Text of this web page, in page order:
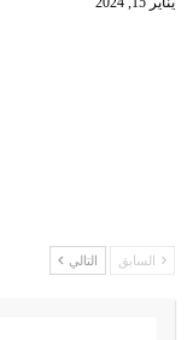
السابق التالي